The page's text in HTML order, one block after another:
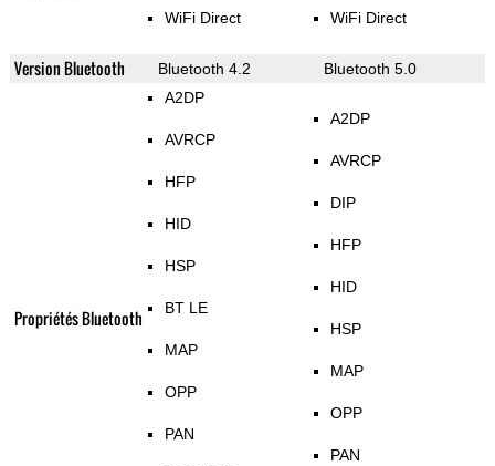
WiFi Direct WiFi Direct
Version Bluetooth Bluetooth 4.2 Bluetooth 5.0
Propriétés Bluetooth
A2DP
AVRCP
HFP
HID
HSP
BT LE
MAP
OPP
PAN
A2DP
AVRCP
DIP
HFP
HID
HSP
MAP
OPP
PAN